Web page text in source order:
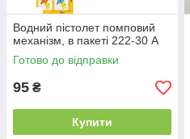
Водний пістолет помповий
механізм, в пакеті 222-30 A
Готово до відправки
95 ₴
Купити